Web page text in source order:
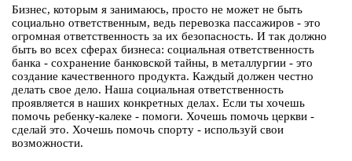
Бизнес, которым я занимаюсь, просто не может не быть
социально ответственным, ведь перевозка пассажиров - это
огромная ответственность за их безопасность. И так должно
быть во всех сферах бизнеса: социальная ответственность
банка - сохранение банковской тайны, в металлургии - это
создание качественного продукта. Каждый должен честно
делать свое дело. Наша социальная ответственность
проявляется в наших конкретных делах. Если ты хочешь
помочь ребенку-калеке - помоги. Хочешь помочь церкви -
сделай это. Хочешь помочь спорту - используй свои
возможности.